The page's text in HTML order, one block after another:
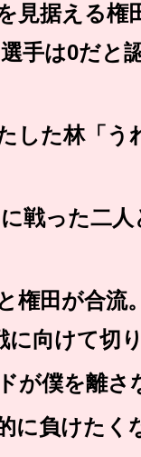
見据える権
手は0だと
した林「
戦った二
権田が合流
に向けて切
が僕を離さ
に負けたく